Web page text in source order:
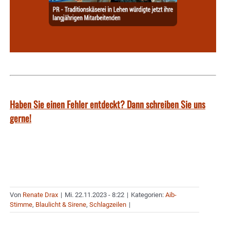
Haben Sie einen Fehler entdeckt? Dann schreiben Sie uns
gerne!
Von Renate Drax | Mi. 22.11.2023 - 8:22 | Kategorien: Aib-
Stimme, Blaulicht & Sirene, Schlagzeilen |